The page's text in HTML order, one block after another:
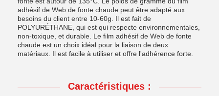
adhésif de Web de fonte chaude peut être adapté aux
besoins du client entre 10-60g. Il est fait de
POLYURÉTHANE, qui est qui respecte environnementales,
non-toxique, et durable. Le film adhésif de Web de fonte
chaude est un choix idéal pour la liaison de deux
matériaux. Il est facile à utiliser et offre l'adhérence forte.
Caractéristiques :